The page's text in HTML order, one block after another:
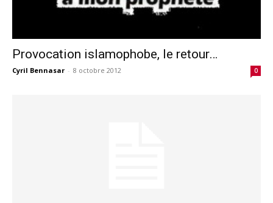
Provocation islamophobe, le retour…
Cyril Bennasar - 8 octobre 2012 0